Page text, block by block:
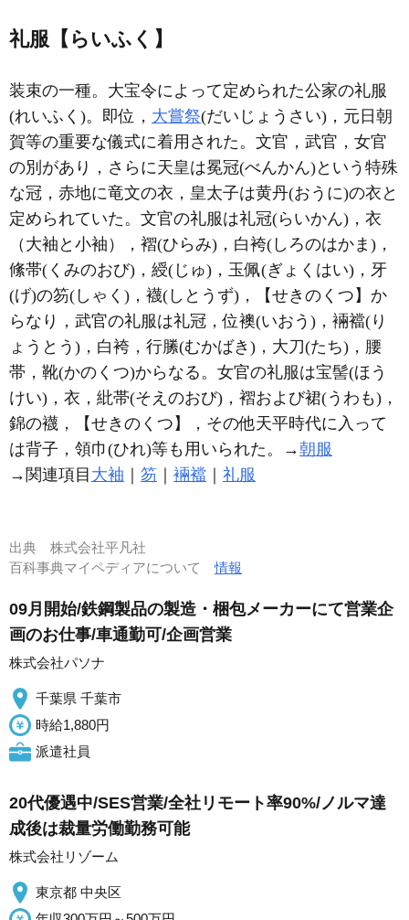
礼服【らいふく】
装束の一種。大宝令によって定められた公家の礼服
(れいふく)。即位， 大嘗祭(だいじょうさい)，元日朝
賀等の重要な儀式に着用された。文官，武官，女官
の別があり，さらに天皇は冕冠(べんかん)という特殊
な冠，赤地に竜文の衣，皇太子は黄丹(おうに)の衣と
定められていた。文官の礼服は礼冠(らいかん)，衣
（大袖と小袖），褶(ひらみ)，白袴(しろのはかま)，
絛帯(くみのおび)，綬(じゅ)，玉佩(ぎょくはい)，牙
(げ)の笏(しゃく)，襪(しとうず)，【せきのくつ】か
らなり，武官の礼服は礼冠，位襖(いおう)，裲襠(り
ょうとう)，白袴，行縢(むかばき)，大刀(たち)，腰
帯，靴(かのくつ)からなる。女官の礼服は宝髻(ほう
けい)，衣，紕帯(そえのおび)，褶および裙(うわも)，
錦の襪，【せきのくつ】，その他天平時代に入って
は背子，領巾(ひれ)等も用いられた。→朝服
→関連項目 大袖 笏 裲襠 礼服
出典 株式会社平凡社
百科事典マイペディアについて情報
09月開始/鉄鋼製品の製造・梱包メーカーにて営業企
画のお仕事/車通勤可/企画営業
株式会社パソナ
千葉県 千葉市
時給1,880円
派遣社員
20代優遇中/SES営業/全社リモート率90%/ノルマ達
成後は裁量労働勤務可能
株式会社リゾーム
東京都 中央区